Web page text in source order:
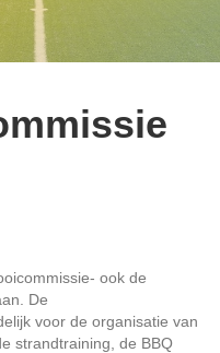
ook de
De
voor de organisatie van
strandtraining, de BBQ